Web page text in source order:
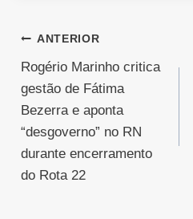
Navegação
de
Post
ANTERIOR
Rogério Marinho critica
gestão de Fátima
Bezerra e aponta
“desgoverno” no RN
durante encerramento
do Rota 22